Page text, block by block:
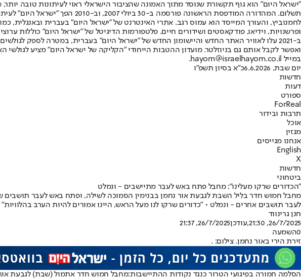
"ישראל היום" הוא גוף תקשורת שנוסד מתוך האמונה שהציבור הישראלי ראוי לעיתונות טובה
תשלום. המהדורה המודפסת
ופרשנויות, וידיאו, פודקאסטים ושידורים חיים. פלטפורמות הדיגיטל של "ישראל היום" כוללות
ב-2021 עלו לאוויר האתר החדש והיישומון החדש של "ישראל היום" בעברית, במטרה לספק
ואפשר לקבל אותם גם בניוזלטר. מועדון ההטבות הייחודי "הקליקה של ישראל היום" מציע
במייל hayom@israelhayom.co.il.
יום שבת, 6.6.2026
כ"א בסיון תשפ"ו
חדשות
דעות
ספורט
ForReal
תרבות ובידור
אוכל
מגזין
אנחנו מגייסים
English
X
חדשות
ביטחוני
"הכדורים שרקו מעלינו": מחבל פתח באש לעבר מתיישבים - ונמלט
מחבל חמוש חדר בליל השבת לגבעת אור נחמן בבנימין הסמוכה לשילה, ופתח באש לעבר
לעבר תושבים אחרים - ונמלט • "כדורים שרקו לנו מעל הראש, היינו אמורים להיות הערב בהלוויות"
חנן גרינווד
26/7/2025, 21:30
,עודכן26/7/2025, 21:37
0השמעה
זירת הירי באור נחמן. צילום: .
הסלמה חמורה בפיגועי הטרור כנגד נקודות ההתיישבות:מחבל חמוש חדר אתמול (שבת) לגבעת